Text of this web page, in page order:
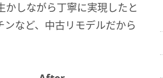
かしながら丁寧に実現したと
など、中古リモデルだから